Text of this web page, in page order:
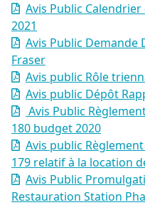
Avis Public
2021
Avis Public
Fraser
Avis public Rôle
Avis public Dépôt
Avis Public
180 budget 2020
Avis public
179 relatif à la location
Avis Public
Restauration Station